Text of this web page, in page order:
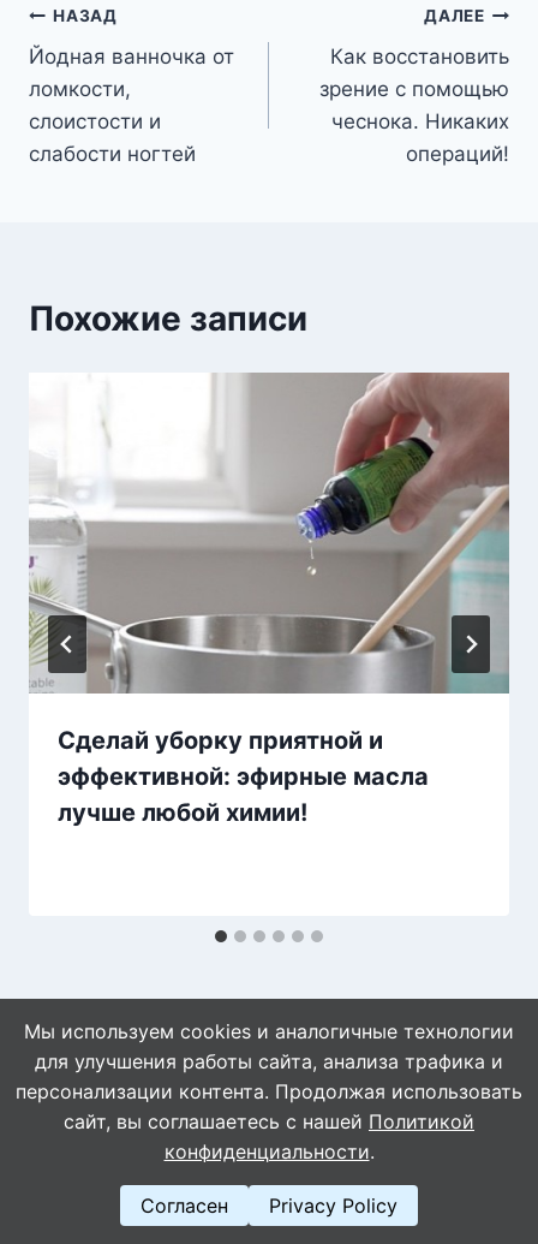
Навигация
по
записям
НАЗАД
Йодная ванночка от
ломкости,
слоистости и
слабости ногтей
ДАЛЕЕ
Как восстановить
зрение с помощью
чеснока. Никаких
операций!
Похожие записи
Сделай уборку приятной и
эффективной: эфирные масла
лучше любой химии!
© 2026 Naget.Ru
Мы используем cookies и аналогичные технологии
для улучшения работы сайта, анализа трафика и
персонализации контента. Продолжая использовать
сайт, вы соглашаетесь с нашей Политикой
конфиденциальности.
Согласен Privacy Policy